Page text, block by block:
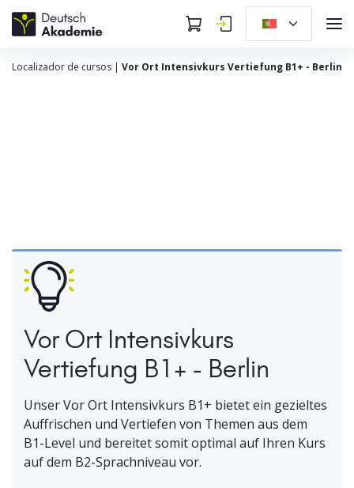
Localizador de cursos | Vor Ort Intensivkurs Vertiefung B1+ - Berlin
Vor Ort Intensivkurs
Vertiefung B1+ - Berlin
Unser Vor Ort Intensivkurs B1+ bietet ein gezieltes
Auffrischen und Vertiefen von Themen aus dem
B1-Level und bereitet somit optimal auf Ihren Kurs
auf dem B2-Sprachniveau vor.